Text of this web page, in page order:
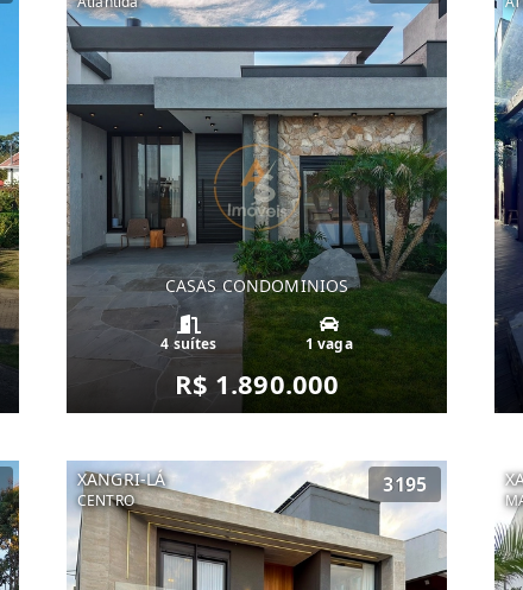
CASAS CONDOMINIOS
4 suítes 1 vaga
R$ 1.890.000
XANGRI-LÁ
CENTRO
3195